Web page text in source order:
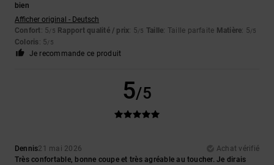
bien
Afficher original - Deutsch
Confort: 5/5 Rapport qualité / prix: 5/5 Taille: Taille parfaite Matière: 5/5
Coloris: 5/5
Je recommande ce produit
5/5
Dennis21 mai 2026
Achat vérifié
Très confortable, bonne coupe et très agréable au toucher. Je dirais